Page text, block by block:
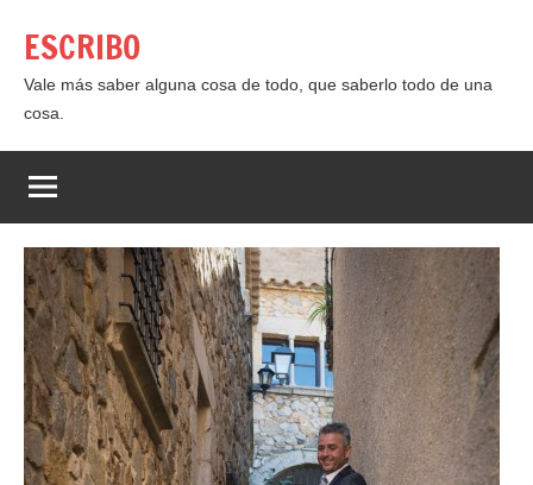
contenido
ESCRIBO
Vale más saber alguna cosa de todo, que saberlo todo de una
cosa.